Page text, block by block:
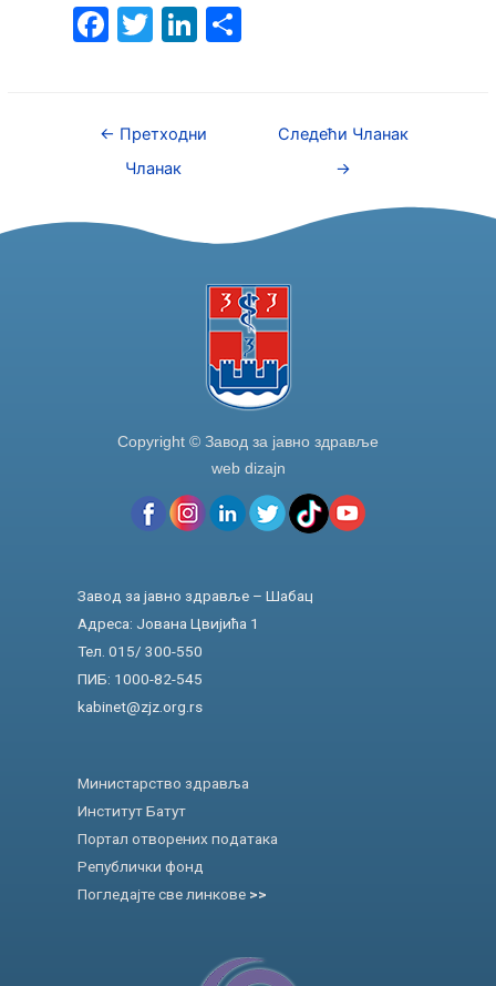
F
e
b
o
T
er
Li
e
S
← Претходни
Чланак
Следећи Чланак
→
Copyright © Завод за јавно здравље
web dizajn
Завод за јавно здравље – Шабац
Адреса: Јована Цвијића 1
Тел. 015/ 300-550
ПИБ: 1000-82-545
kabinet@zjz.org.rs
Министарство здравља
Институт Батут
Портал отворених података
Републички фонд
Погледајте све линкове >>